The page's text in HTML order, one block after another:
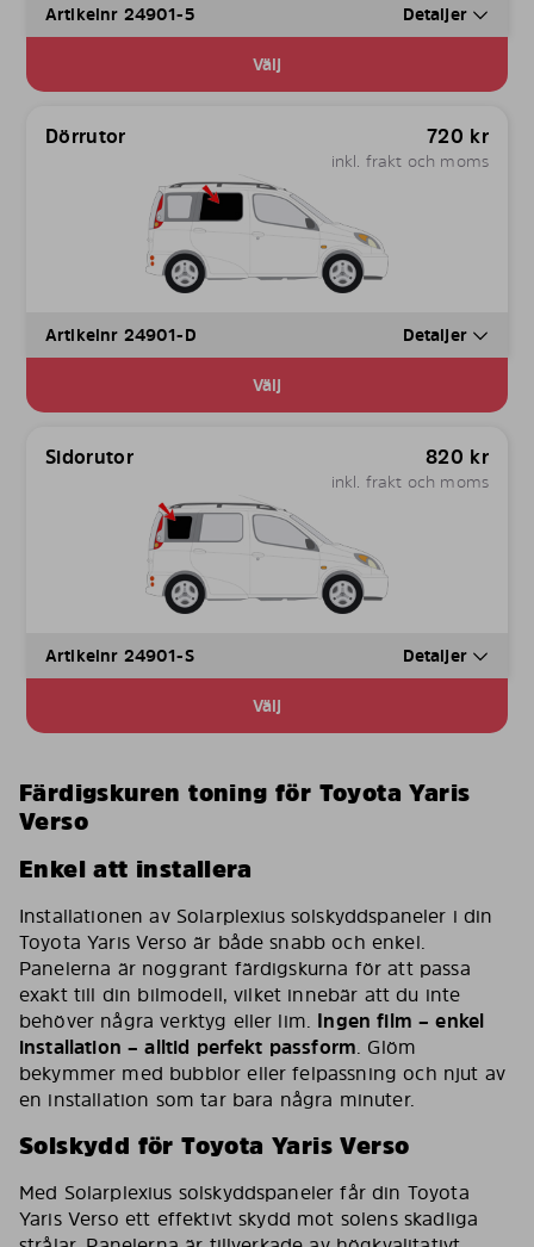
Artikelnr 24901-5 Detaljer
Välj
Dörrutor 720 kr
inkl. frakt och moms
Artikelnr 24901-D Detaljer
Välj
Sidorutor 820 kr
inkl. frakt och moms
Artikelnr 24901-S Detaljer
Välj
Färdigskuren toning för Toyota Yaris
Verso
Enkel att installera
Installationen av Solarplexius solskyddspaneler i din
Toyota Yaris Verso är både snabb och enkel.
Panelerna är noggrant färdigskurna för att passa
exakt till din bilmodell, vilket innebär att du inte
behöver några verktyg eller lim. Ingen film – enkel
installation – alltid perfekt passform. Glöm
bekymmer med bubblor eller felpassning och njut av
en installation som tar bara några minuter.
Solskydd för Toyota Yaris Verso
Med Solarplexius solskyddspaneler får din Toyota
Yaris Verso ett effektivt skydd mot solens skadliga